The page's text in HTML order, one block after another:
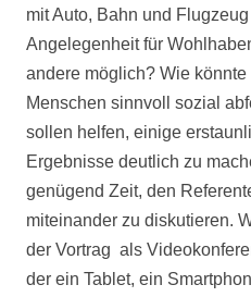
mit Auto, Bahn und
Angelegenheit für
andere möglich? Wie
Menschen sinnvoll sozial
sollen helfen, einige
Ergebnisse deutlich zu
genügend Zeit, den
miteinander zu diskutieren.
der Vortrag als
der ein Tablet, ein